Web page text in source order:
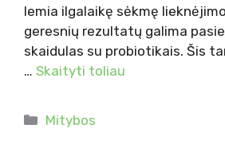
lemia ilgalaikę sėkmę
geresnių rezultatų galima
skaidulas su probiotikais. Šis
… Skaityti toliau
Kategorijos
Mitybos